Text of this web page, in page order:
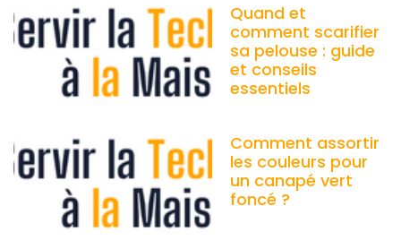
Quand et
comment scarifier
sa pelouse : guide
et conseils
essentiels
Comment assortir
les couleurs pour
un canapé vert
foncé ?